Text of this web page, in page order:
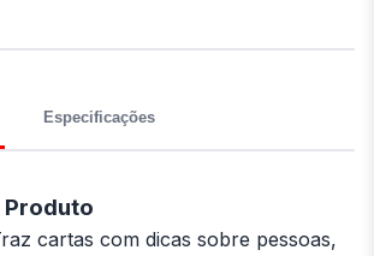
Especificações
cartas com dicas sobre pessoas,